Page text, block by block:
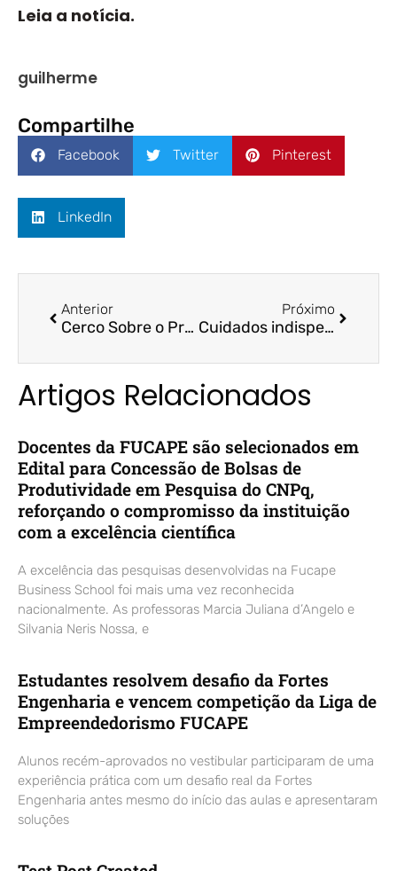
Leia a notícia.
guilherme
Compartilhe
Facebook Twitter Pinterest
LinkedIn
Anterior
Cerco Sobre o Preço de Transferência: a ordem mundial tomando juízo – ES Brasil / Profª. Drª. Arilda Teixeira
Próximo
Cuidados indispensáveis ao negociar a venda de sua empresa – Folha Vitória / Prof. Dr. Aziz Beiruth
Artigos Relacionados
Docentes da FUCAPE são selecionados em
Edital para Concessão de Bolsas de
Produtividade em Pesquisa do CNPq,
reforçando o compromisso da instituição
com a excelência científica
A excelência das pesquisas desenvolvidas na Fucape
Business School foi mais uma vez reconhecida
nacionalmente. As professoras Marcia Juliana d’Angelo e
Silvania Neris Nossa, e
Estudantes resolvem desafio da Fortes
Engenharia e vencem competição da Liga de
Empreendedorismo FUCAPE
Alunos recém-aprovados no vestibular participaram de uma
experiência prática com um desafio real da Fortes
Engenharia antes mesmo do início das aulas e apresentaram
soluções